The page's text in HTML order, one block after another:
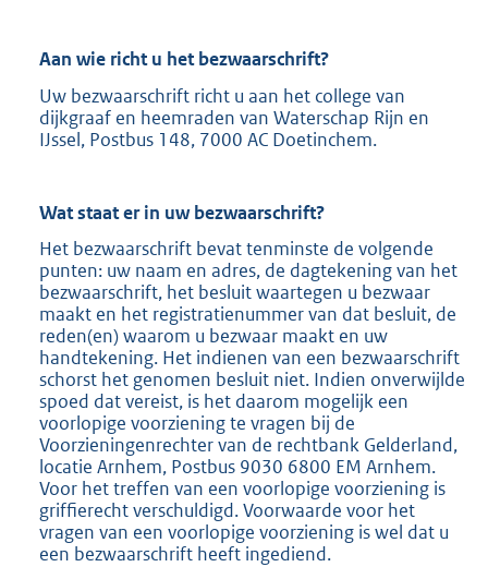
Aan wie richt u het bezwaarschrift?
Uw bezwaarschrift richt u aan het college van
dijkgraaf en heemraden van Waterschap Rijn en
IJssel, Postbus 148, 7000 AC Doetinchem.
Wat staat er in uw bezwaarschrift?
Het bezwaarschrift bevat tenminste de volgende
punten: uw naam en adres, de dagtekening van het
bezwaarschrift, het besluit waartegen u bezwaar
maakt en het registratienummer van dat besluit, de
reden(en) waarom u bezwaar maakt en uw
handtekening. Het indienen van een bezwaarschrift
schorst het genomen besluit niet. Indien onverwijlde
spoed dat vereist, is het daarom mogelijk een
voorlopige voorziening te vragen bij de
Voorzieningenrechter van de rechtbank Gelderland,
locatie Arnhem, Postbus 9030 6800 EM Arnhem.
Voor het treffen van een voorlopige voorziening is
griffierecht verschuldigd. Voorwaarde voor het
vragen van een voorlopige voorziening is wel dat u
een bezwaarschrift heeft ingediend.